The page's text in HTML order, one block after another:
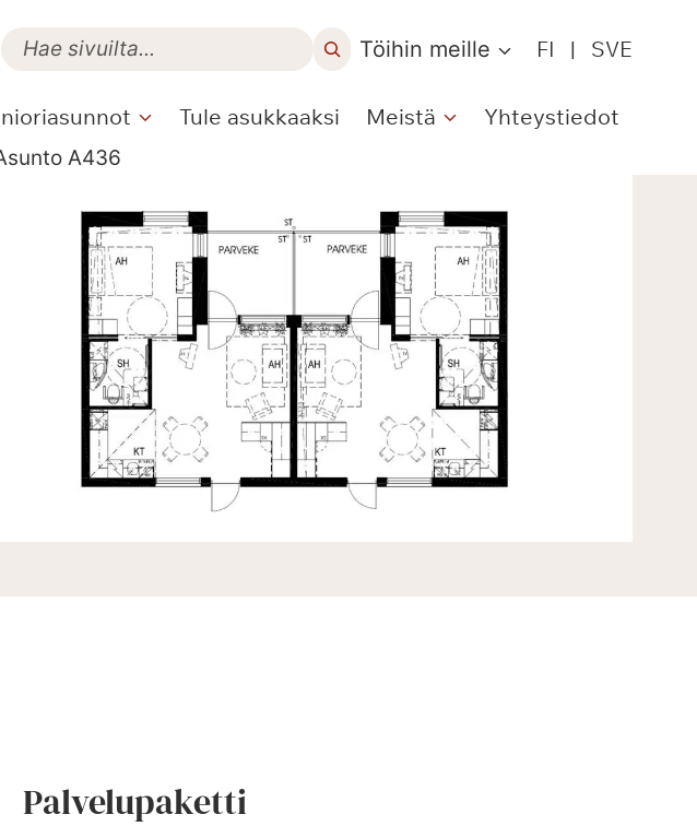
Töihin meille FI | SVE
Tule asukkaaksi Meistä Yhteystiedot
A436
Palvelupaketti